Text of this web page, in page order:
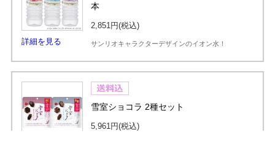
詳細を見る
本
2,851円(税込)
サンリオキャラクターデザインのイオン水！
雪室ショコラ 2種セット
5,961円(税込)